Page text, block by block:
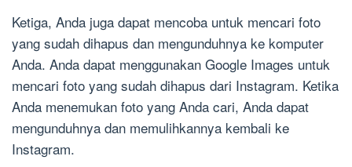
Ketiga, Anda juga dapat mencoba untuk mencari foto
yang sudah dihapus dan mengunduhnya ke komputer
Anda. Anda dapat menggunakan Google Images untuk
mencari foto yang sudah dihapus dari Instagram. Ketika
Anda menemukan foto yang Anda cari, Anda dapat
mengunduhnya dan memulihkannya kembali ke
Instagram.